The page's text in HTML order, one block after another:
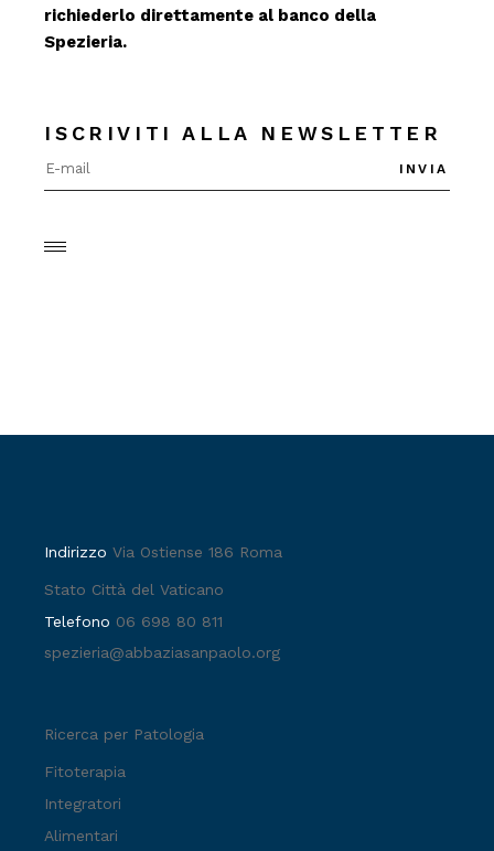
richiederlo direttamente al banco della
Spezieria.
ISCRIVITI ALLA NEWSLETTER
INVIA
IndirizzoVia Ostiense 186 Roma
Stato Città del Vaticano
Telefono 06 698 80 811
spezieria@abbaziasanpaolo.org
Ricerca per Patologia
Fitoterapia
Integratori
Alimentari